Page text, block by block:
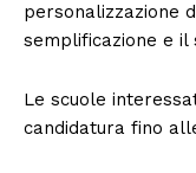
personalizzazione
semplificazione e il
Le scuole
candidatura fino